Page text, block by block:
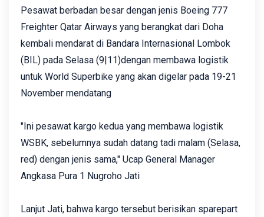
Pesawat berbadan besar dengan jenis Boeing 777
Freighter Qatar Airways yang berangkat dari Doha
kembali mendarat di Bandara Internasional Lombok
(BIL) pada Selasa (9|11)dengan membawa logistik
untuk World Superbike yang akan digelar pada 19-21
November mendatang
"Ini pesawat kargo kedua yang membawa logistik
WSBK, sebelumnya sudah datang tadi malam (Selasa,
red) dengan jenis sama," Ucap General Manager
Angkasa Pura 1 Nugroho Jati
Lanjut Jati, bahwa kargo tersebut berisikan sparepart